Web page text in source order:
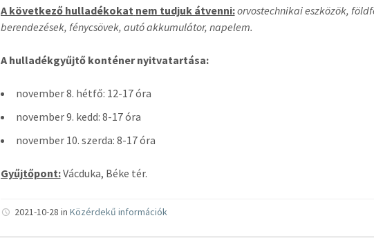
A következő hulladékokat nem tudjuk átvenni:orvostechnikai eszközök,
berendezések, fénycsövek, autó akkumulátor, napelem.
A hulladékgyűjtő konténer nyitvatartása:
november 8. hétfő: 12-17 óra
november 9. kedd: 8-17 óra
november 10. szerda: 8-17 óra
Gyűjtőpont:Vácduka, Béke tér.
2021-10-28 in Közérdekű információk